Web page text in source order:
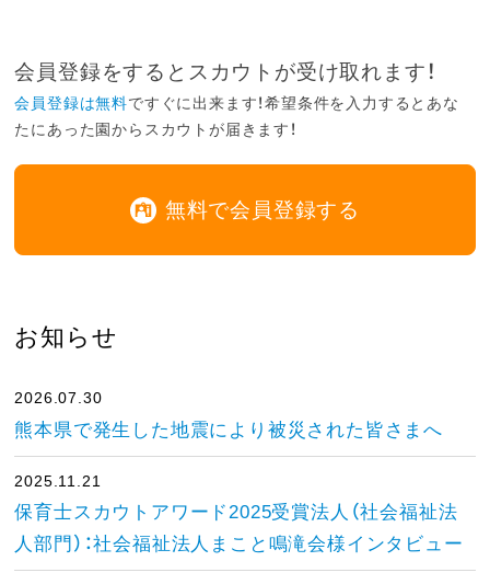
会員登録をするとスカウトが受け取れます！
会員登録は無料ですぐに出来ます！希望条件を入力するとあな
たにあった園からスカウトが届きます！
無料で会員登録する
お知らせ
2026.07.30
熊本県で発生した地震により被災された皆さまへ
2025.11.21
保育士スカウトアワード2025受賞法人（社会福祉法
人部門）：社会福祉法人まこと鳴滝会様インタビュー